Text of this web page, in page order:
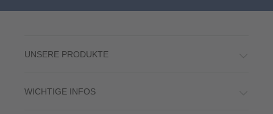
UNSERE PRODUKTE
WICHTIGE INFOS